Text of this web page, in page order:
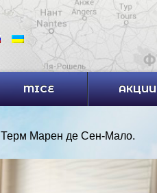
MICE АКЦИИ
Терм Марен де Сен-Мало.